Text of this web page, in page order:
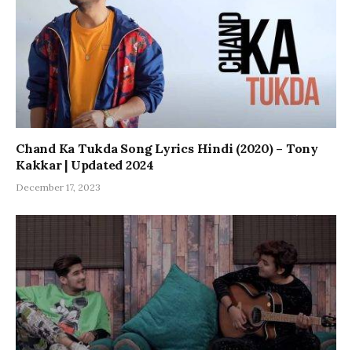
Chand Ka Tukda Song Lyrics Hindi (2020) – Tony
Kakkar | Updated 2024
December 17, 2023